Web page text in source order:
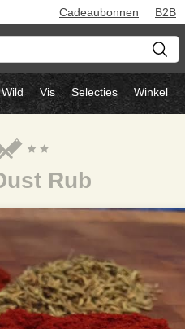
Cadeaubonnen B2B
Wild Vis Selecties Winkel
Rub